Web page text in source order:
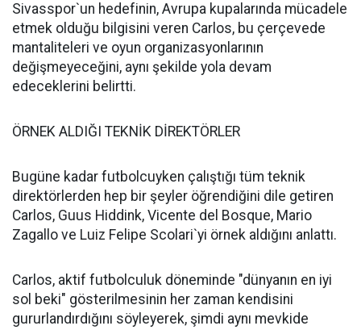
Sivasspor`un hedefinin, Avrupa kupalarında mücadele
etmek olduğu bilgisini veren Carlos, bu çerçevede
mantaliteleri ve oyun organizasyonlarının
değişmeyeceğini, aynı şekilde yola devam
edeceklerini belirtti.
ÖRNEK ALDIĞI TEKNİK DİREKTÖRLER
Bugüne kadar futbolcuyken çalıştığı tüm teknik
direktörlerden hep bir şeyler öğrendiğini dile getiren
Carlos, Guus Hiddink, Vicente del Bosque, Mario
Zagallo ve Luiz Felipe Scolari`yi örnek aldığını anlattı.
Carlos, aktif futbolculuk döneminde "dünyanın en iyi
sol beki" gösterilmesinin her zaman kendisini
gururlandırdığını söyleyerek, şimdi aynı mevkide